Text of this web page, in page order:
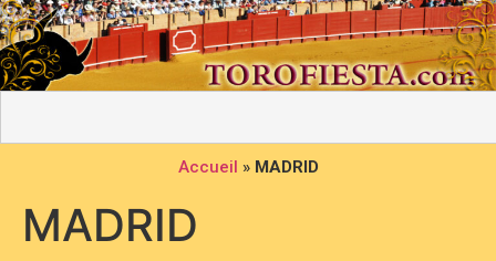
Accueil » MADRID
MADRID